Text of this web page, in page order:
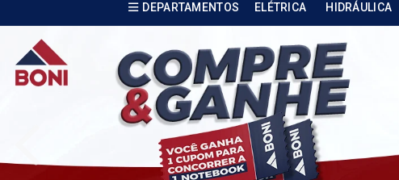
DEPARTAMENTOS ELÉTRICA HIDRÁULICA